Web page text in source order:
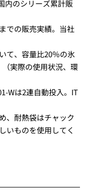
内のシリーズ累計販
での販売実績。当社
て、容量比20％の氷
実際の使用状況、環
Wは2連自動投入。IT
、耐熱袋はチャック
いものを使用してく